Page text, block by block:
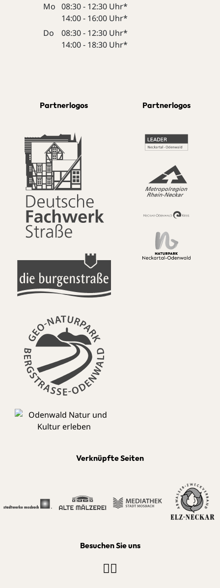
Mo 08:30 - 12:30 Uhr*
14:00 - 16:00 Uhr*
Do
08:30 - 12:30 Uhr*
14:00 - 18:30 Uhr*
Partnerlogos Partnerlogos
Verknüpfte Seiten
Besuchen Sie uns